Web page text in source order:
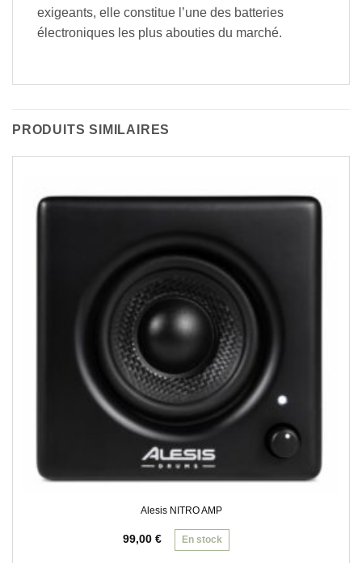
exigeants, elle constitue l’une des batteries
électroniques les plus abouties du marché.
PRODUITS SIMILAIRES
Alesis NITRO AMP
99,00 € En stock